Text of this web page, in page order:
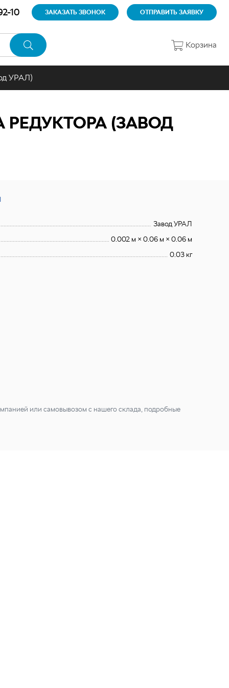
10 ЗАКАЗАТЬ ЗВОНОК ОТПРАВИТЬ ЗАЯВКУ
Корзина
УРАЛ)
(ЗАВОД
Завод УРАЛ
0.002 м × 0.06 м × 0.06 м
0.03 кг
или самовывозом с нашего склада, подробные